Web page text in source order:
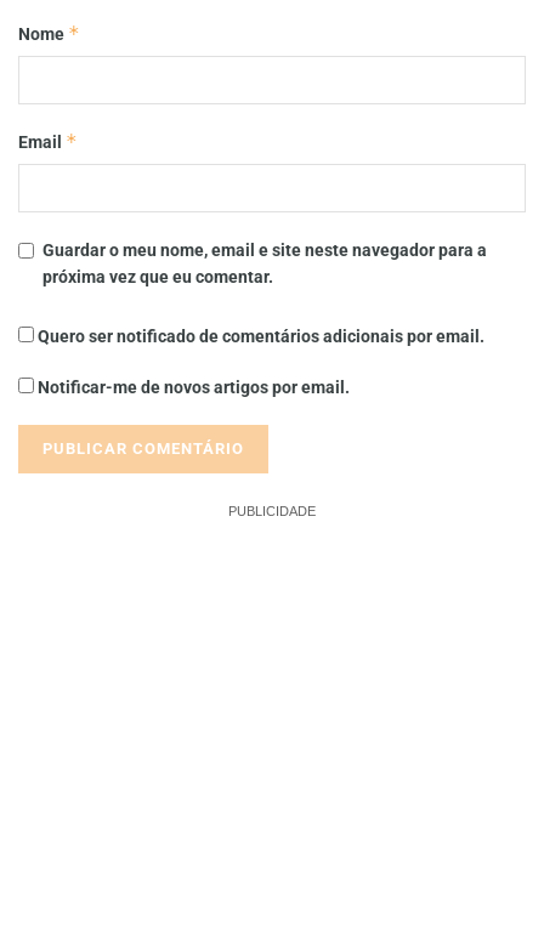
Nome *
Email *
Guardar o meu nome, email e site neste navegador para a
próxima vez que eu comentar.
Quero ser notificado de comentários adicionais por email.
Notificar-me de novos artigos por email.
PUBLICIDADE